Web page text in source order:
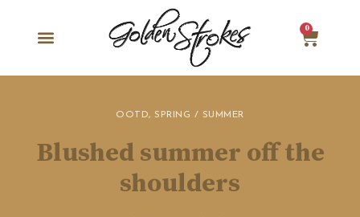
0
OOTD,SPRING / SUMMER
Blushed summer off the
shoulders